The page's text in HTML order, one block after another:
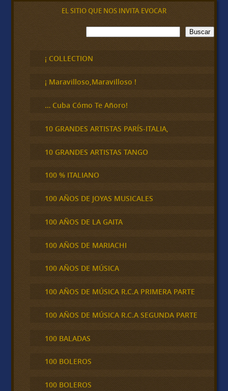
EL SITIO QUE NOS INVITA EVOCAR
B
u
c
a
Buscar
¡ COLLECTION
¡ Maravilloso,Maravilloso !
… Cuba Cómo Te Añoro!
10 GRANDES ARTISTAS PARÍS-ITALIA,
10 GRANDES ARTISTAS TANGO
100 % ITALIANO
100 AÑOS DE JOYAS MUSICALES
100 AÑOS DE LA GAITA
100 AÑOS DE MARIACHI
100 AÑOS DE MÚSICA
100 AÑOS DE MÚSICA R.C.A PRIMERA PARTE
100 AÑOS DE MÚSICA R.C.A SEGUNDA PARTE
100 BALADAS
100 BOLEROS
100 BOLEROS